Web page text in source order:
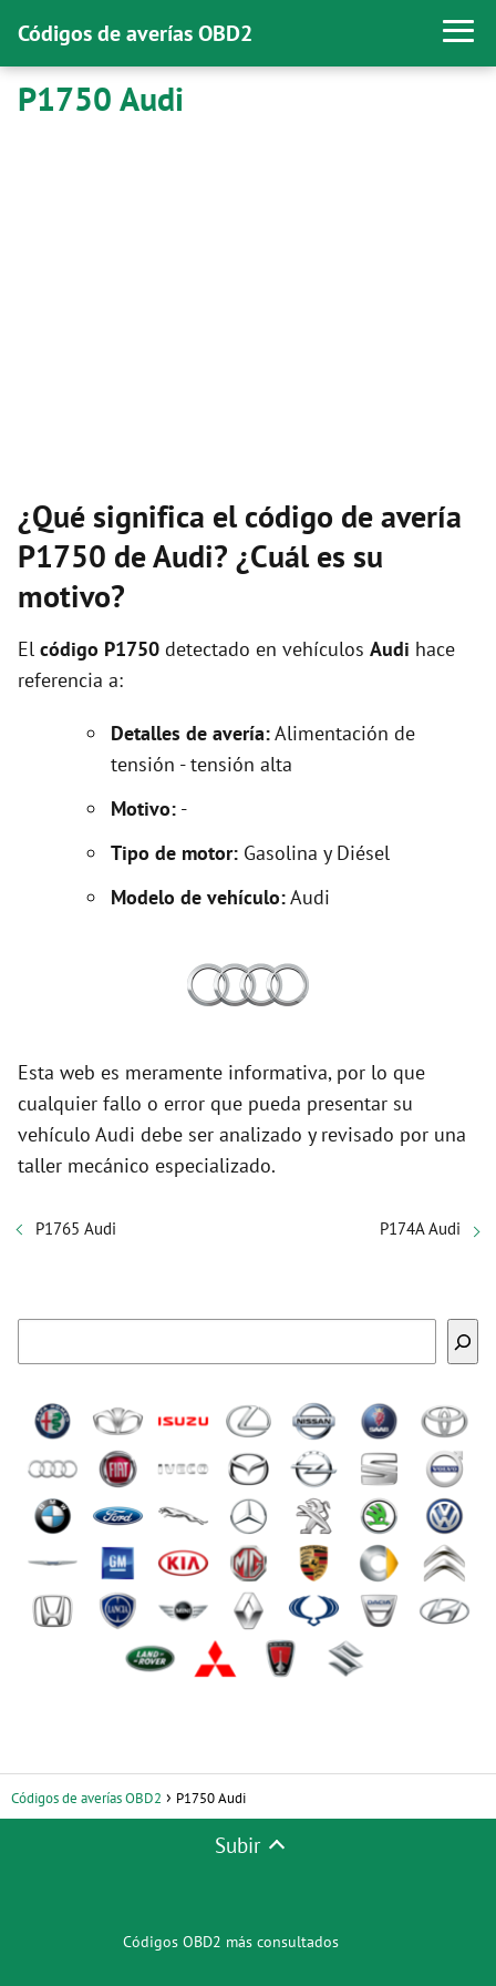
Códigos de averías OBD2
P1750 Audi
¿Qué significa el código de avería
P1750 de Audi? ¿Cuál es su
motivo?
El código P1750 detectado en vehículos Audi hace
referencia a:
Detalles de avería:Alimentación de
tensión - tensión alta
Motivo: -
Tipo de motor: Gasolina y Diésel
Modelo de vehículo:Audi
Esta web es meramente informativa, por lo que
cualquier fallo o error que pueda presentar su
vehículo Audi debe ser analizado y revisado por una
taller mecánico especializado.
P1765 Audi P174A Audi
Códigos de averías OBD2 P1750 Audi
Subir
Códigos OBD2 más consultados